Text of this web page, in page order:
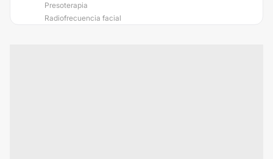
Presoterapia
Radiofrecuencia facial